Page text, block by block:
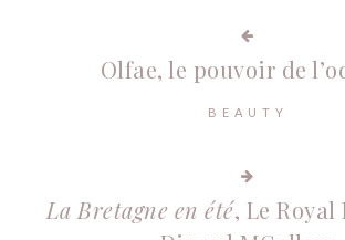
Olfae, le pouvoir de
BEAUTY
La Bretagne en été, Le Royal